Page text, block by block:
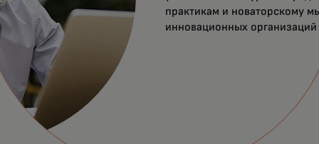
практикам и новаторскому
инновационных